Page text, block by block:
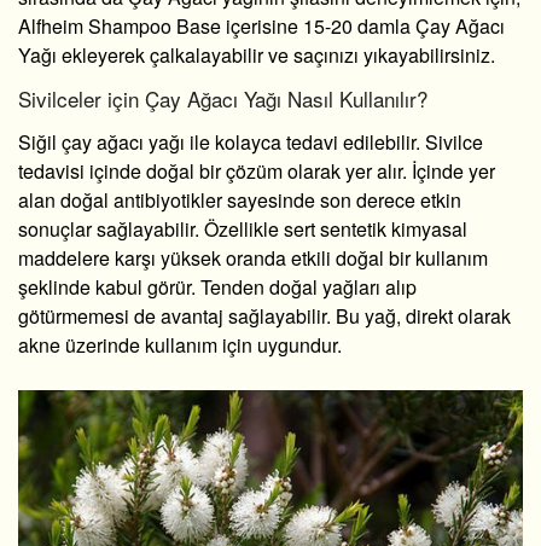
Alfheim Shampoo Base içerisine 15-20 damla Çay Ağacı
Yağı ekleyerek çalkalayabilir ve saçınızı yıkayabilirsiniz.
Sivilceler için Çay Ağacı Yağı Nasıl Kullanılır?
Siğil çay ağacı yağı ile kolayca tedavi edilebilir. Sivilce
tedavisi içinde doğal bir çözüm olarak yer alır. İçinde yer
alan doğal antibiyotikler sayesinde son derece etkin
sonuçlar sağlayabilir. Özellikle sert sentetik kimyasal
maddelere karşı yüksek oranda etkili doğal bir kullanım
şeklinde kabul görür. Tenden doğal yağları alıp
götürmemesi de avantaj sağlayabilir. Bu yağ, direkt olarak
akne üzerinde kullanım için uygundur.